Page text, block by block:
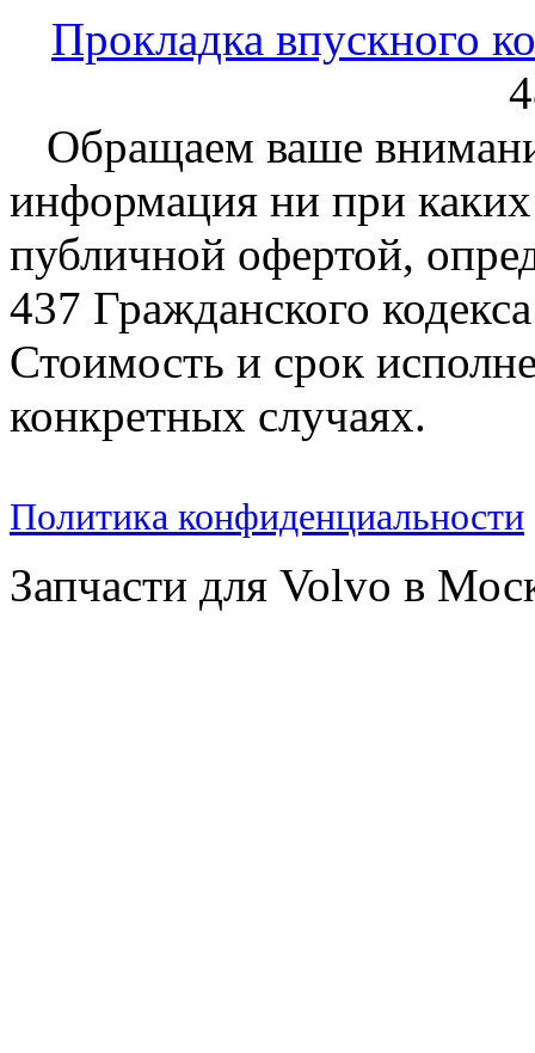
Прокладка впускного
Обращаем ваше
информация ни при каких
публичной офертой,
437 Гражданского
Стоимость и срок
конкретных случаях.
Политика конфиденциальности
Запчасти для Volvo в